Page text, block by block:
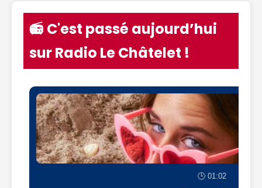
📻 C'est passé aujourd’hui
sur Radio Le Châtelet !
🕒 01:02